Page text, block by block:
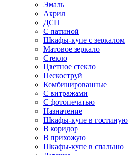
Эмаль
Акрил
ДСП
С патиной
Шкафы-купе с зеркалом
Матовое зеркало
Стекло
Цветное стекло
Пескоструй
Комбинированные
С витражами
С фотопечатью
Назначение
Шкафы-купе в гостиную
В коридор
В прихожую
Шкафы-купе в спальню